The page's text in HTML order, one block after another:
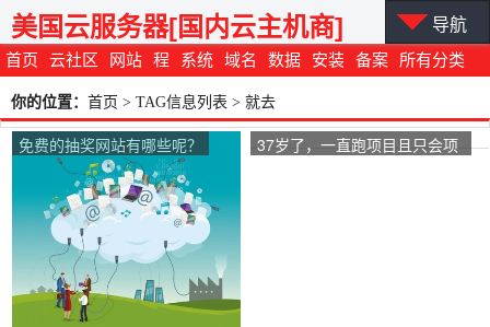
首页 云社区 网站 程 系统 域名 数据 安装 备案 所有分类
美国云服务器[国内云主机商] 导航
你的位置： 首页 > TAG信息列表 > 就去
免费的抽奖网站有哪些呢？
37岁了，一直跑项目且只会项